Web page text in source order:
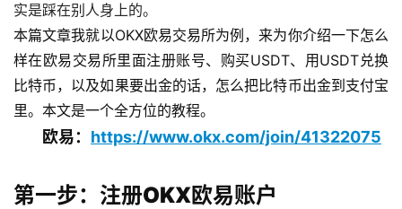
实是踩在别人身上的。
本篇文章我就以OKX欧易交易所为例，来为你介绍一下怎么
样在欧易交易所里面注册账号、购买USDT、用USDT兑换
比特币，以及如果要出金的话，怎么把比特币出金到支付宝
里。本文是一个全方位的教程。
欧易： https://www.okx.com/join/41322075
第一步：注册OKX欧易账户